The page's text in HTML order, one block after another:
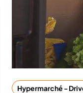
Hypermarché -